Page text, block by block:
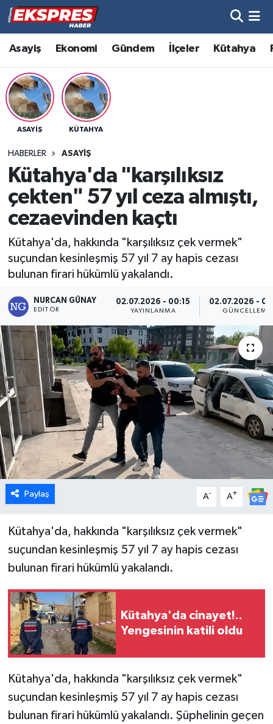
Asayiş Ekonomi Gündem İlçeler Kütahya
ASAYIŞ KÜTAHYA
HABERLER ASAYIŞ
Kütahya'da "karşılıksız
çekten" 57 yıl ceza almıştı,
cezaevinden kaçtı
Kütahya'da, hakkında "karşılıksız çek vermek"
suçundan kesinleşmiş 57 yıl 7 ay hapis cezası
bulunan firari hükümlü yakalandı.
NURCAN GÜNAY
EDITÖR
02.07.2026 - 00:15
YAYINLANMA
02.07.2026 -
GÜNCELLEME
Paylaş A- A+
Kütahya'da, hakkında "karşılıksız çek vermek"
suçundan kesinleşmiş 57 yıl 7 ay hapis cezası
bulunan firari hükümlü yakalandı.
Kütahya'da cinayet!..
Yengesinin katili oldu
Kütahya'da, hakkında "karşılıksız çek vermek"
suçundan kesinleşmiş 57 yıl 7 ay hapis cezası
bulunan firari hükümlü yakalandı. Şüphelinin geçen
Altıntaş
Asayiş
Aslanapa
Bölge
Çavdarhisar
Dumlupınar
Dünya
Eğitim
Ekonomi
Emet
Foto Galeri
Gediz
Genel
Hisarcık
İlçeler
Köşe Yazıları
Kültür Sanat
Magazin
Hava Durumu
Trafik Durumu
Süper Lig Puan Durumu ve Fikstür
Son Dakika Haberleri
Haber Arşivi